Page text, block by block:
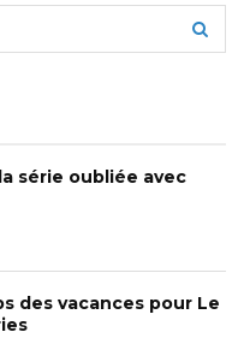
C
série oubliée avec
des vacances pour Le